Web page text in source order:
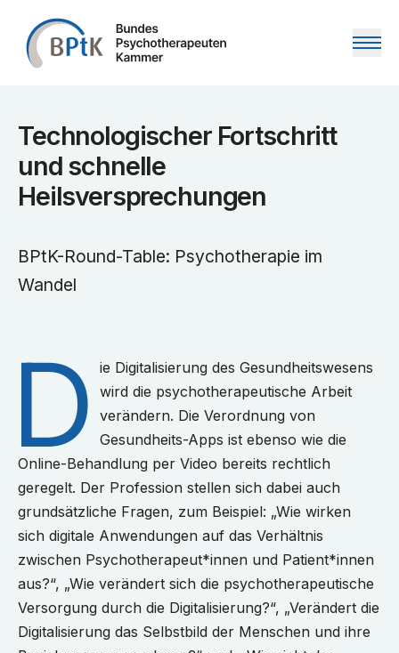
Zum Inhalt springen
Technologischer Fortschritt
und schnelle
Heilsversprechungen
BPtK-Round-Table: Psychotherapie im
Wandel
D
ie Digitalisierung des Gesundheitswesens
wird die psychotherapeutische Arbeit
verändern. Die Verordnung von
Gesundheits-Apps ist ebenso wie die
Online-Behandlung per Video bereits rechtlich
geregelt. Der Profession stellen sich dabei auch
grundsätzliche Fragen, zum Beispiel: „Wie wirken
sich digitale Anwendungen auf das Verhältnis
zwischen Psychotherapeut*innen und Patient*innen
aus?“, „Wie verändert sich die psychotherapeutische
Versorgung durch die Digitalisierung?“, „Verändert die
Digitalisierung das Selbstbild der Menschen und ihre